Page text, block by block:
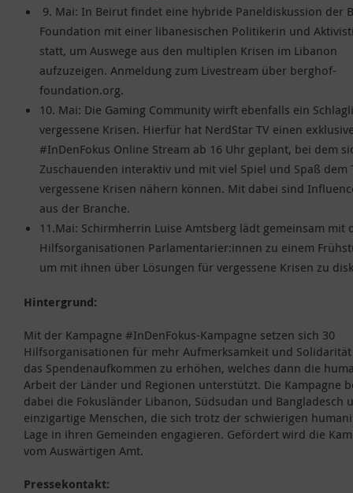
9. Mai: In Beirut findet eine hybride Paneldiskussion der
Foundation mit einer libanesischen Politikerin und
statt, um Auswege aus den multiplen Krisen im Libanon
aufzuzeigen. Anmeldung zum Livestream über berghof-
foundation.org.
10. Mai: Die Gaming Community wirft ebenfalls ein
vergessene Krisen. Hierfür hat NerdStar TV einen
#InDenFokus Online Stream ab 16 Uhr geplant, bei dem
Zuschauenden interaktiv und mit viel Spiel und Spaß dem
vergessene Krisen nähern können. Mit dabei sind
aus der Branche.
11.Mai: Schirmherrin Luise Amtsberg lädt gemeinsam mit
Hilfsorganisationen Parlamentarier:innen zu einem
um mit ihnen über Lösungen für vergessene Krisen zu
Hintergrund:
Mit der Kampagne #InDenFokus-Kampagne setzen sich 30
Hilfsorganisationen für mehr Aufmerksamkeit und
das Spendenaufkommen zu erhöhen, welches dann die
Arbeit der Länder und Regionen unterstützt. Die Kampagne
dabei die Fokusländer Libanon, Südsudan und Bangladesch
einzigartige Menschen, die sich trotz der schwierigen
Lage in ihren Gemeinden engagieren. Gefördert wird die
vom Auswärtigen Amt.
Pressekontakt: